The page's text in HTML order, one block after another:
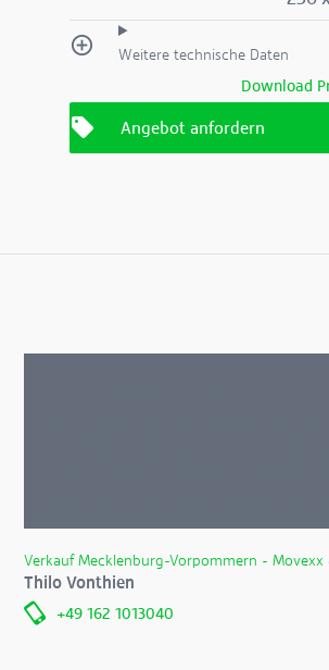
Weitere technische Daten
Verkauf Mecklenburg-Vorpommern - Movexx
Thilo Vonthien
+49 162 1013040